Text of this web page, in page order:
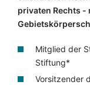
privaten Rechts -
Mitglied der
Stiftung*
Vorsitzender